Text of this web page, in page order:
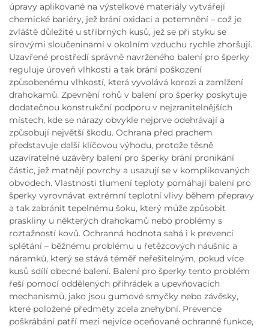
úpravy aplikované na výstelkové materiály vytvářejí
chemické bariéry, jež brání oxidaci a potemnění – což je
zvláště důležité u stříbrných kusů, jež se při styku se
sírovými sloučeninami v okolním vzduchu rychle zhoršují.
Uzavřené prostředí správně navrženého balení pro šperky
reguluje úroveň vlhkosti a tak brání poškození
způsobenému vlhkostí, která vyvolává korozi a zamlžení
drahokamů. Zpevnění rohů v balení pro šperky poskytuje
dodatečnou konstrukční podporu v nejzranitelnějších
místech, kde se nárazy obvykle nejprve odehrávají a
způsobují největší škodu. Ochrana před prachem
představuje další klíčovou výhodu, protože těsně
uzavíratelné uzávěry balení pro šperky brání pronikání
částic, jež matnějí povrchy a usazují se v komplikovaných
obvodech. Vlastnosti tlumení teploty pomáhají balení pro
šperky vyrovnávat extrémní teplotní vlivy během přepravy
a tak zabránit tepelnému šoku, který může způsobit
praskliny u některých drahokamů nebo problémy s
roztažností kovů. Ochranná hodnota sahá i k prevenci
splétání – běžnému problému u řetězcových náušnic a
náramků, který se stává téměř neřešitelným, pokud více
kusů sdílí obecné balení. Balení pro šperky tento problém
řeší pomocí oddělených přihrádek a upevňovacích
mechanismů, jako jsou gumové smyčky nebo závěsky,
které položené předměty zcela znehybní. Prevence
poškrábání patří mezi nejvíce oceňované ochranné funkce,